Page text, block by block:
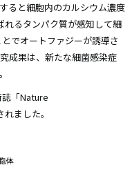
ると細胞内のカルシウム濃度
れるタンパク質が感知して細
でオートファジーが誘導さ
成果は、新たな細菌感染症
「Nature
ました。